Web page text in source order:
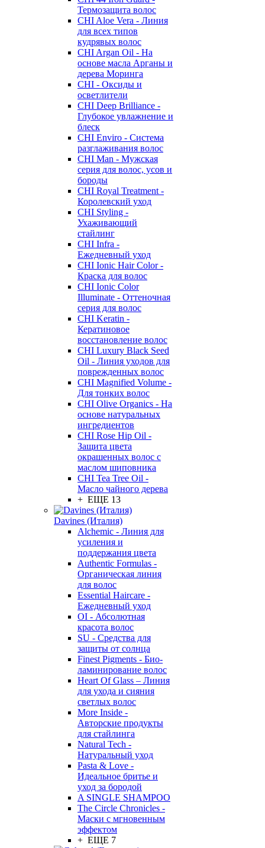
Термозащита волос
CHI Aloe Vera - Линия
для всех типов
кудрявых волос
CHI Argan Oil - На
основе масла Арганы и
дерева Моринга
CHI - Оксиды и
осветлители
CHI Deep Brilliance -
Глубокое увлажнение и
блеск
CHI Enviro - Система
разглаживания волос
CHI Man - Мужская
серия для волос, усов и
бороды
CHI Royal Treatment -
Королевский уход
CHI Styling -
Ухаживающий
стайлинг
CHI Infra -
Ежедневный уход
CHI Ionic Hair Color -
Краска для волос
CHI Ionic Color
Illuminate - Оттеночная
серия для волос
CHI Keratin -
Кератиновое
восстановление волос
CHI Luxury Black Seed
Oil - Линия уходов для
поврежденных волос
CHI Magnified Volume -
Для тонких волос
CHI Olive Organics - На
основе натуральных
ингредиентов
CHI Rose Hip Oil -
Защита цвета
окрашенных волос с
маслом шиповника
CHI Tea Tree Oil -
Масло чайного дерева
+ ЕЩЕ 13
Davines (Италия)
Alchemic - Линия для
усиления и
поддержания цвета
Authentic Formulas -
Органическая линия
для волос
Essential Haircare -
Eжедневный уход
OI - Абсолютная
красота волос
SU - Средства для
защиты от солнца
Finest Pigments - Био-
ламинирование волос
Heart Of Glass – Линия
для ухода и сияния
светлых волос
More Inside -
Авторские продукты
для стайлинга
Natural Tech -
Натуральный уход
Pasta & Love -
Идеальное бритье и
уход за бородой
A SINGLE SHAMPOO
The Circle Chronicles -
Маски с мгновенным
эффектом
+ ЕЩЕ 7